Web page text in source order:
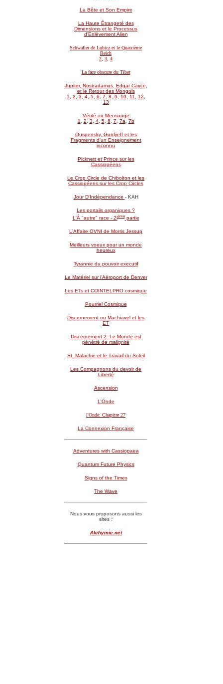
La Bête et Son Empire
La Haute Étrangeté des
Dimensions et le Processus
d'Enlèvement Alien
Schwaller de Lubicz et le Quatrième
Reich
2, 3, 4
La face obscure du Tibet
Jupiter, Nostradamus, Edgar Cayce,
et le Retour des Mongols
1, 2, 3, 4, 5, 6, 7, 8, 9, 10, 11, 12,
13
Vérité ou Mensonge
1, 2, 3, 4, 5, 6, 7, 7a, 7b
Ouspensky, Gurdjieff et les
Fragments d'un Enseignement
inconnu
Picknett et Prince sur les
Cassiopéens
Le Crop Circle de Chibolton et les
Cassiopéens sur les Crop Circles
Jour D'Indépendance - KAH
Les portails organiques ?
L'Â "autre" race - 2ièmepartie
L'Affaire OVNI de Morris Jessup
Meilleurs voeux pour un monde
heureux
Tyrannie du pouvoir executif
Le Matériel sur l'Aéroport de Denver
Les ETs et COINTELPRO cosmique
Pourriel Cosmique
Discernement ou Machiavel et les
ET
Discernement 2: Le Monde est
pénétré de malignité
St. Malachie et le Travail du Soleil
Les Compagnons du devoir de
Liberté
Ascension
L'Onde
l'Onde: Chapitre 27
La Connexion Française
Adventures with Cassiopaea
Quantum Future Physics
Signs of the Times
The Wave
Nous vous proposons aussi les
sites :
Alchymie.net